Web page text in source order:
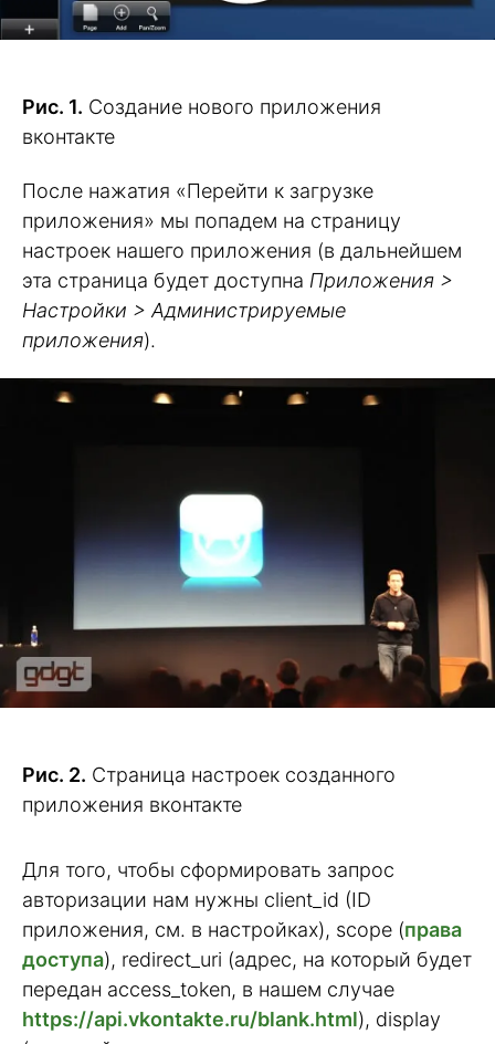
Рис. 1. Создание нового приложения
вконтакте
После нажатия «Перейти к загрузке
приложения» мы попадем на страницу
настроек нашего приложения (в дальнейшем
эта страница будет доступна Приложения >
Настройки > Администрируемые
приложения).
Рис. 2. Страница настроек созданного
приложения вконтакте
Для того, чтобы сформировать запрос
авторизации нам нужны client_id (ID
приложения, см. в настройках), scope (права
доступа), redirect_uri (адрес, на который будет
передан access_token, в нашем случае
https://api.vkontakte.ru/blank.html), display